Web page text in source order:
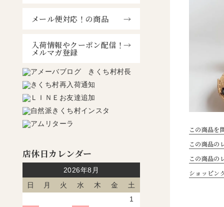
この商品を
この商品の
この商品の
ショッピン
メール便対応！の商品
入荷情報やクーポン配信！
メルマガ登録
店休日カレンダー
2026年8月
日
月 火 水 木 金
土
1